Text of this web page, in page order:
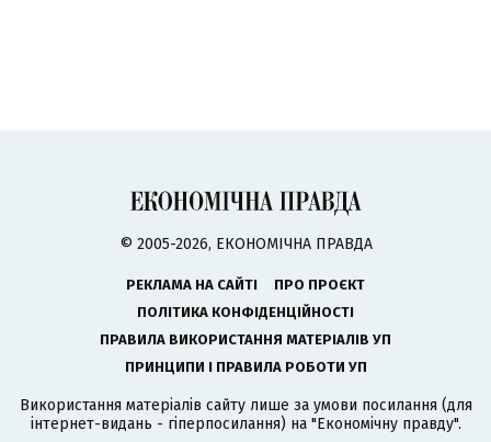
© 2005-2026, ЕКОНОМІЧНА ПРАВДА
РЕКЛАМА НА САЙТІ
ПРО ПРОЄКТ
ПОЛІТИКА КОНФІДЕНЦІЙНОСТІ
ПРАВИЛА ВИКОРИСТАННЯ МАТЕРІАЛІВ УП
ПРИНЦИПИ І ПРАВИЛА РОБОТИ УП
Використання матеріалів сайту лише за умови посилання (для
інтернет-видань - гіперпосилання) на "Економічну правду".